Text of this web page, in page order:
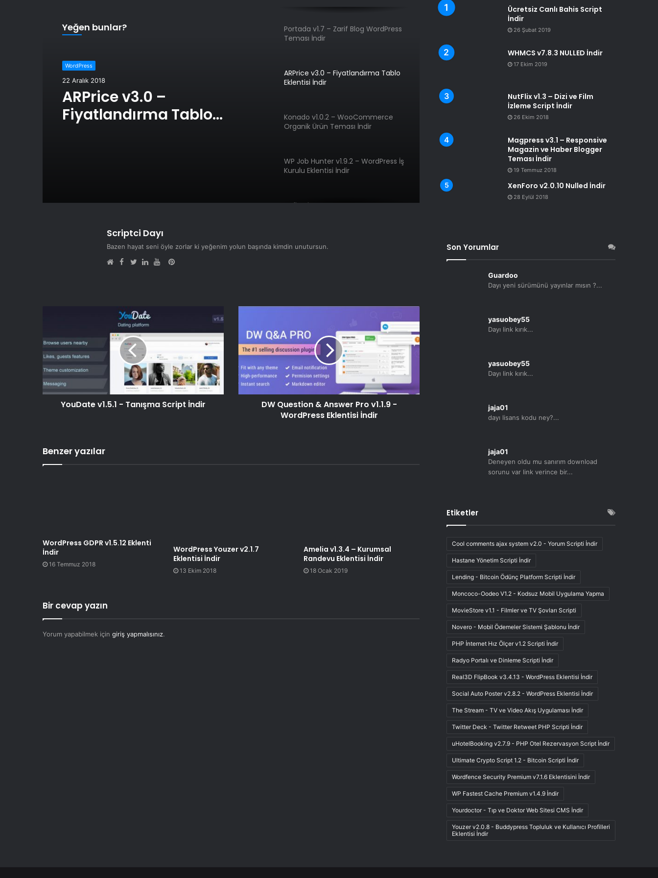
Yeğen bunlar?
WordPress
22 Aralık 2018
ARPrice v3.0 –
Fiyatlandırma Tablo
Portada v1.7 – Zarif Blog WordPress
Teması İndir
ARPrice v3.0 – Fiyatlandırma Tablo
Eklentisi İndir
Konado v1.0.2 – WooCommerce
Organik Ürün Teması İndir
WP Job Hunter v1.9.2 – WordPress İş
Kurulu Eklentisi İndir
Gelişmiş WooCommerce Rapor
Portada v1.7 – Zarif Blog WordPress
Konado v1.0.2 – WooCommerce
Organik Ürün Teması İndir
WP Job Hunter v1.9.2 – WordPress İş
Kurulu Eklentisi İndir
Scriptci Dayı
Bazen hayat seni öyle zorlar ki yeğenim yolun başında kimdin unutursun.
Facebook
Pinterest
YouDate v1.5.1 - Tanışma Script İndir
DW Question & Answer Pro v1.1.9 -
WordPress Eklentisi İndir
Benzer yazılar
WordPress GDPR v1.5.12 Eklenti
İndir
16 Temmuz 2018
WordPress Youzer v2.1.7
Eklentisi İndir
13 Ekim 2018
Amelia v1.3.4 – Kurumsal
Randevu Eklentisi İndir
18 Ocak 2019
Bir cevap yazın
Yorum yapabilmek için giriş yapmalısınız.
Ücretsiz Canlı Bahis Script
İndir
26 Şubat 2019
WHMCS v7.8.3 NULLED İndir
17 Ekim 2019
NutFlix v1.3 – Dizi ve Film
İzleme Script İndir
26 Ekim 2018
Magpress v3.1 – Responsive
Magazin ve Haber Blogger
Teması İndir
19 Temmuz 2018
XenForo v2.0.10 Nulled İndir
28 Eylül 2018
Son Yorumlar
Guardoo
Dayı yeni sürümünü yayınlar mısın ?...
yasuobey55
Dayı link kırık...
yasuobey55
Dayı link kırık...
jaja01
dayı lisans kodu ney?...
jaja01
Deneyen oldu mu sanırım download
sorunu var link verince bir...
Etiketler
Cool comments ajax system v2.0 - Yorum Scripti İndir
Hastane Yönetim Scripti İndir
Lending - Bitcoin Ödünç Platform Scripti İndir
Moncoco-Oodeo V1.2 - Kodsuz Mobil Uygulama Yapma
MovieStore v1.1 - Filmler ve TV Şovları Scripti
Novero - Mobil Ödemeler Sistemi Şablonu İndir
PHP İnternet Hız Ölçer v1.2 Scripti İndir
Radyo Portalı ve Dinleme Scripti İndir
Real3D FlipBook v3.4.13 - WordPress Eklentisi İndir
Social Auto Poster v2.8.2 - WordPress Eklentisi İndir
The Stream - TV ve Video Akış Uygulaması İndir
Twitter Deck - Twitter Retweet PHP Scripti İndir
uHotelBooking v2.7.9 - PHP Otel Rezervasyon Script İndir
Ultimate Crypto Script 1.2 - Bitcoin Scripti İndir
Wordfence Security Premium v7.1.6 Eklentisini İndir
WP Fastest Cache Premium v1.4.9 İndir
Yourdoctor - Tıp ve Doktor Web Sitesi CMS İndir
Youzer v2.0.8 - Buddypress Topluluk ve Kullanıcı Profilleri
Eklentisi İndir